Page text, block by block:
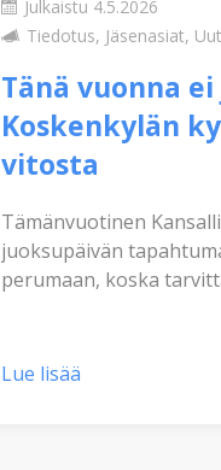
Julkaistu 4.5.2026
Tiedotus, Jäsenasiat,
Tänä vuonna
Koskenkylän
vitosta
Tämänvuotinen
juoksupäivän
perumaan, koska
Lue lisää